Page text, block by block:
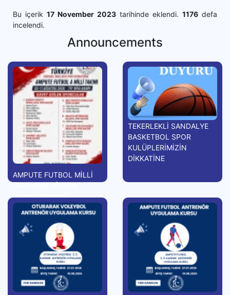
Bu içerik 17 November 2023 tarihinde eklendi. 1176 defa
incelendi.
Announcements
AMPUTE FUTBOL MİLLİ
KAMPA GİRİYOR
TEKERLEKLİ SANDALYE
BASKETBOL SPOR
KULÜPLERİMİZİN
DİKKATİNE